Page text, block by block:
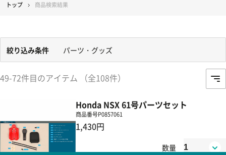
トップ 商品検索結果
絞り込み条件 パーツ・グッズ
49-72件目のアイテム （全108件）
Honda NSX 61号パーツセット
商品番号P0857061
1,430円
数量